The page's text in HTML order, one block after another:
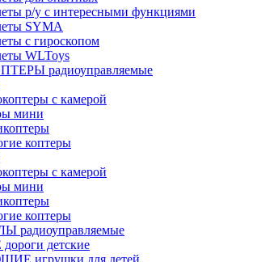
р/у с интересными функциями
SYMA
с гироскопом
WLToys
радиоуправляемые
с камерой
мини
коптеры
с камерой
мини
коптеры
детские
игрушки для детей